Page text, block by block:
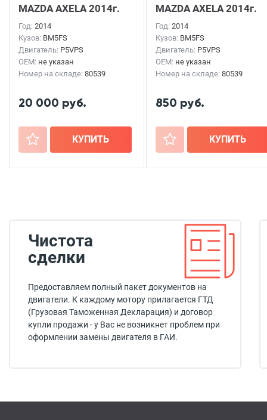
MAZDA AXELA2014г.
Год: 2014
Кузов: BM5FS
Двигатель: P5VPS
OEM: не указан
Номер на складе: 80539
20 000 руб.
+ КУПИТЬ
правый
MAZDA AXELA2014г.
Год: 2014
Кузов: BM5FS
Двигатель: P5VPS
OEM: не указан
Номер на складе: 80539
850 руб.
+ КУПИТЬ
Чистота
сделки
Предоставляем полный пакет документов на
двигатели. К каждому мотору прилагается ГТД
(Грузовая Таможенная Декларация) и договор
купли продажи - у Вас не возникнет проблем при
оформлении замены двигателя в ГАИ.